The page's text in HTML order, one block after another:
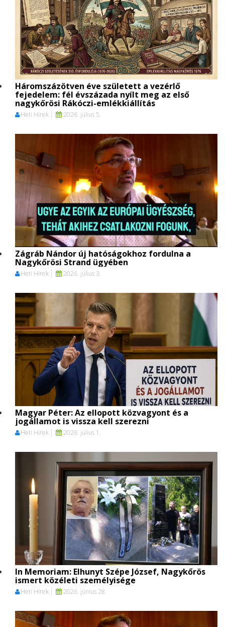
Háromszázötven éve született a vezérlő
fejedelem: fél évszázada nyílt meg az első
nagykőrösi Rákóczi-emlékkiállítás
Heti Hírek 2026. július 5.
Zágráb Nándor új hatóságokhoz fordulna a
Nagykőrösi Strand ügyében
Heti Hírek 2026. július 3.
Magyar Péter: Az ellopott közvagyont és a
jogállamot is vissza kell szerezni
Heti Hírek 2026. július 1.
In Memoriam: Elhunyt Szépe József, Nagykőrös
ismert közéleti személyisége
Heti Hírek 2026. június 28.